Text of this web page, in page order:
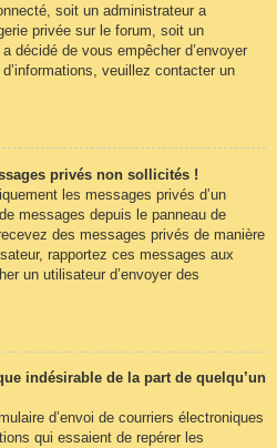
soit un administrateur a
privée sur le forum, soit un
décidé de vous empêcher d’envoyer
veuillez contacter un
privés non sollicités !
les messages privés d’un
messages depuis le panneau de
des messages privés de manière
rapportez ces messages aux
un utilisateur d’envoyer des
indésirable de la part de quelqu’un
d’envoi de courriers électroniques
qui essaient de repérer les